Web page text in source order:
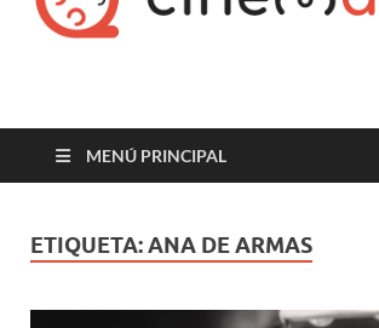
Cine maldito
MENÚ PRINCIPAL
ETIQUETA:ANA DE ARMAS